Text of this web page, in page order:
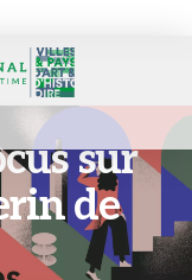
sur
de